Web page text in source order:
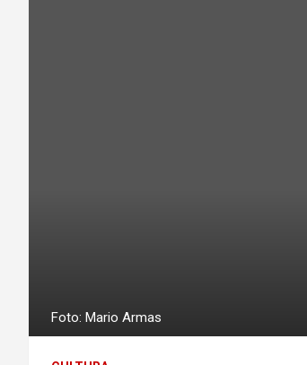
Foto: Mario Armas